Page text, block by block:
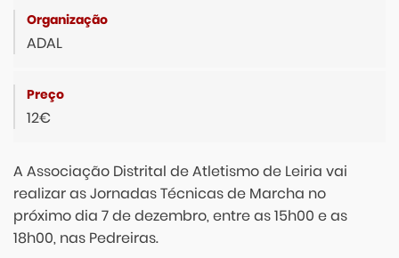
ADAL
12€
A Associação Distrital de Atletismo de Leiria vai
realizar as Jornadas Técnicas de Marcha no
próximo dia 7 de dezembro, entre as 15h00 e as
18h00, nas Pedreiras.